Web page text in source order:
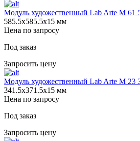
Модуль художественный Lab Arte М 61
585.5х585.5х15 мм
Цена по запросу
Под заказ
Запросить цену
Модуль художественный Lab Arte М 23
341.5х371.5х15 мм
Цена по запросу
Под заказ
Запросить цену